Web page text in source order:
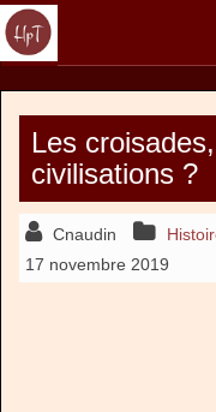
Les
civilisations ?
Cnaudin
17 novembre 2019